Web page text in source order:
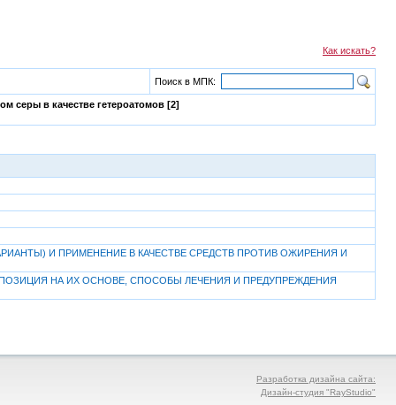
Как искать?
Поиск в МПК:
серы в качестве гетероатомов [2]
И ПРИМЕНЕНИЕ В КАЧЕСТВЕ СРЕДСТВ ПРОТИВ ОЖИРЕНИЯ И
НА ИХ ОСНОВЕ, СПОСОБЫ ЛЕЧЕНИЯ И ПРЕДУПРЕЖДЕНИЯ
Разработка дизайна сайта:
Дизайн-студия "RayStudio"